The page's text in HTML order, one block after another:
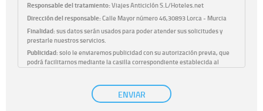
Responsable del tratamiento:Viajes Anticiclón S.L/Hoteles.net
Dirección del responsable:Calle Mayor número 46,30893 Lorca - Murcia
Finalidad:sus datos serán usados para poder atender sus solicitudes y
prestarle nuestros servicios.
Publicidad:solo le enviaremos publicidad con su autorización previa, que
podrá facilitarnos mediante la casilla correspondiente establecida al
únicamente trataremos sus datos con su consentimiento
previo, que podrá facilitarnos mediante la casilla correspondiente
ENVIAR